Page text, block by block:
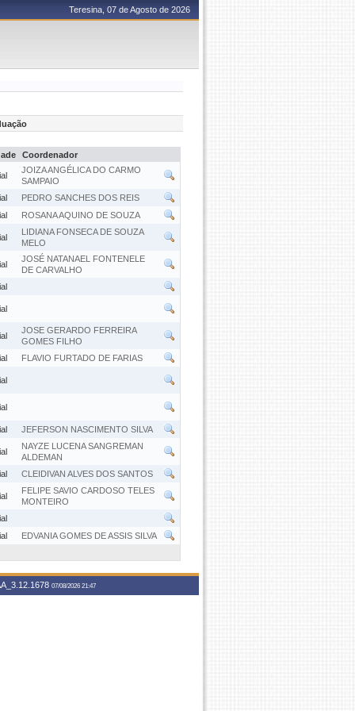
Teresina, 07 de Agosto de 2026
Coordenador
JOIZA ANGÉLICA DO CARMO
SAMPAIO
PEDRO SANCHES DOS REIS
ROSANA AQUINO DE SOUZA
LIDIANA FONSECA DE SOUZA
MELO
JOSÉ NATANAEL FONTENELE
DE CARVALHO
JOSE GERARDO FERREIRA
GOMES FILHO
FLAVIO FURTADO DE FARIAS
JEFERSON NASCIMENTO SILVA
NAYZE LUCENA SANGREMAN
ALDEMAN
CLEIDIVAN ALVES DOS SANTOS
FELIPE SAVIO CARDOSO TELES
MONTEIRO
EDVANIA GOMES DE ASSIS SILVA
07/08/2026 21:47